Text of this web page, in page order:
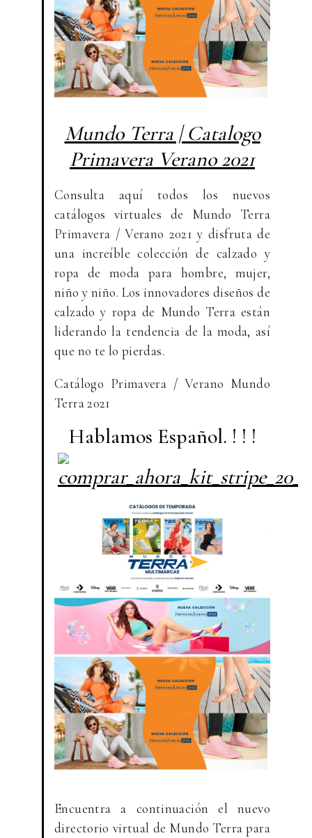
Mundo Terra | Catalogo
Primavera Verano 2021
Consulta aquí todos los nuevos
catálogos virtuales de Mundo Terra
Primavera / Verano 2021 y disfruta de
una increíble colección de calzado y
ropa de moda para hombre, mujer,
niño y niño. Los innovadores diseños de
calzado y ropa de Mundo Terra están
liderando la tendencia de la moda, así
que no te lo pierdas.
Catálogo Primavera / Verano Mundo
Terra 2021
Hablamos Español. ! ! !
Encuentra a continuación el nuevo
directorio virtual de Mundo Terra para